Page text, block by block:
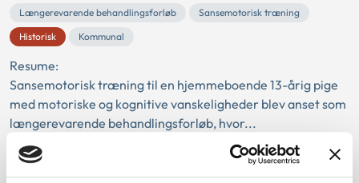
Længerevarende behandlingsforløb
Sansemotorisk træning
Historisk
Kommunal
Resume:
Sansemotorisk træning til en hjemmeboende 13-årig pige
med motoriske og kognitive vanskeligheder blev anset som
længerevarende behandlingsforløb, hvor...
Ankestyrelsens principafgørelse C-